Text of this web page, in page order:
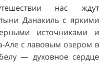
нас ждут
Данакиль с яркими
источниками и
Але с лавовым озером в
— духовное сердце